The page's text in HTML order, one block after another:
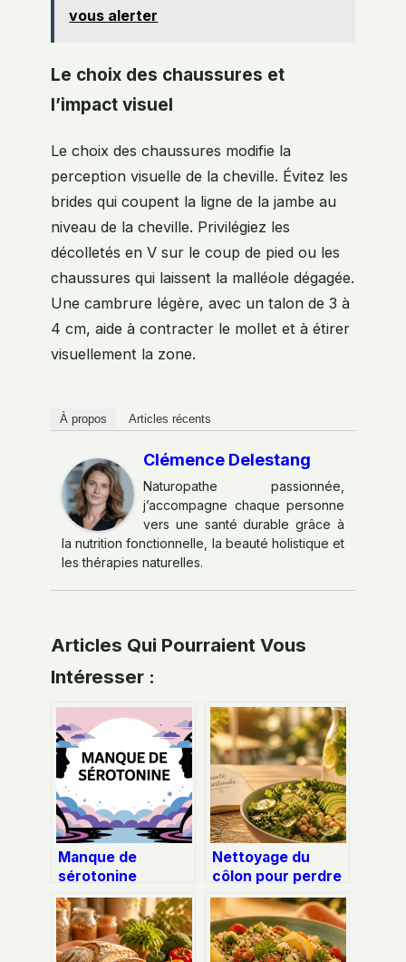
vous alerter
Le choix des chaussures et
l’impact visuel
Le choix des chaussures modifie la
perception visuelle de la cheville. Évitez les
brides qui coupent la ligne de la jambe au
niveau de la cheville. Privilégiez les
décolletés en V sur le coup de pied ou les
chaussures qui laissent la malléole dégagée.
Une cambrure légère, avec un talon de 3 à
4 cm, aide à contracter le mollet et à étirer
visuellement la zone.
À propos Articles récents
Clémence Delestang
Naturopathe passionnée,
j’accompagne chaque personne
vers une santé durable grâce à
la nutrition fonctionnelle, la beauté holistique et
les thérapies naturelles.
Articles Qui Pourraient Vous
Intéresser :
Manque de
sérotonine
symptômes : les
signes qui doivent
vous alerter
Nettoyage du
côlon pour perdre
du poids : les
risques cachés
d’une pratique
trompeuse